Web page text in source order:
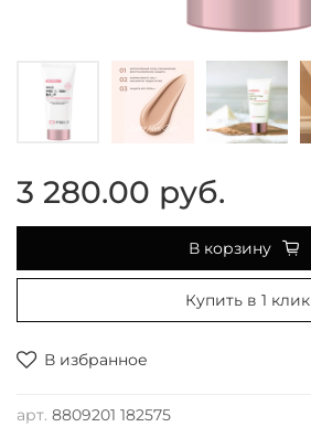
В избранное
арт. 8809201 182575
3 280.00 руб.
В корзину
Купить в 1 клик